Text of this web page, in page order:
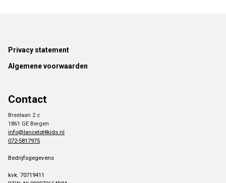
Footer
Privacy statement
Algemene voorwaarden
Contact
Breelaan 2 c
1861 GE Bergen
info@lancelot4kids.nl
072-5817975
Bedrijfsgegevens
kvk. 70719411